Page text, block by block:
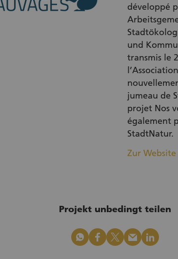
développé
und
transmis le
jumeau de
projet Nos
également
StadtNatur.
Zur Website
Projekt unbedingt teilen
whatsapp facebook x_logo mail linkedin